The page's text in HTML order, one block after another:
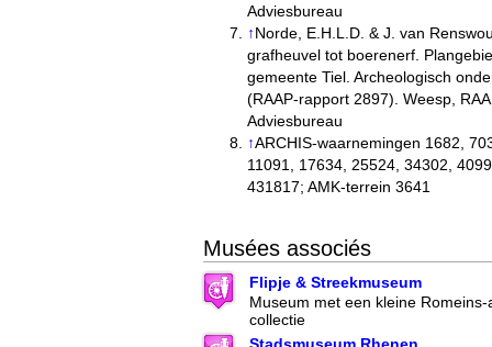
Adviesbureau
↑Norde, E.H.L.D. & J. van
grafheuvel tot boerenerf.
gemeente Tiel. Archeologisch
(RAAP-rapport 2897). Weesp,
Adviesbureau
↑ARCHIS-waarnemingen 1682,
11091, 17634, 25524, 34302,
431817; AMK-terrein 3641
Musées associés
Flipje & Streekmuseum
Museum met een kleine
collectie
Stadsmuseum Rhenen